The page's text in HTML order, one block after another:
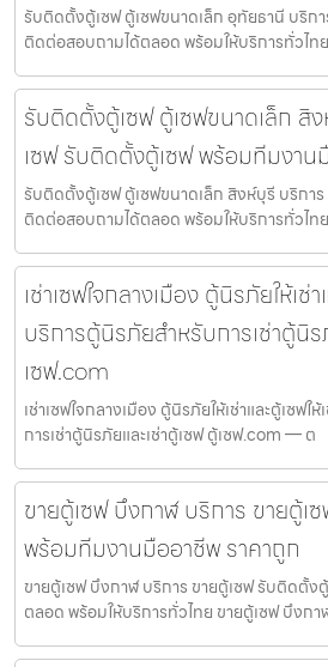
รับติดตั้งตู้เซฟ ตู้เซฟขนาดเล็ก อุทัยธานี บริก
ติดต่อสอบถามได้ตลอด พร้อมให้บริการทั่วไท
รับติดตั้งตู้เซฟ ตู้เซฟขนาดเล็ก สิ
เซฟ รับติดตั้งตู้เซฟ พร้อมทีมงาน
รับติดตั้งตู้เซฟ ตู้เซฟขนาดเล็ก สิงห์บุรี บริกา
ติดต่อสอบถามได้ตลอด พร้อมให้บริการทั่วไท
เช่าเซฟใจกลางเมือง ตู้นิรภัยให้เช่
บริการตู้นิรภัยสำหรับการเช่าตู้นิร
เซฟ.com
เช่าเซฟใจกลางเมือง ตู้นิรภัยให้เช่าและตู้เซฟ
การเช่าตู้นิรภัยและเช่าตู้เซฟ ตู้เซฟ.com — ต
ขายตู้เซฟ บึงกาฬ บริการ ขายตู้เ
พร้อมทีมงานมืออาชีพ ราคาถูก
ขายตู้เซฟ บึงกาฬ บริการ ขายตู้เซฟ รับติดตั้
ตลอด พร้อมให้บริการทั่วไทย ขายตู้เซฟ บึงกา